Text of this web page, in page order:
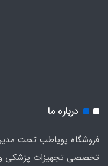
درباره ما
فروشگاه پویاطب تحت
تخصصی تجهیزات پزشکی و